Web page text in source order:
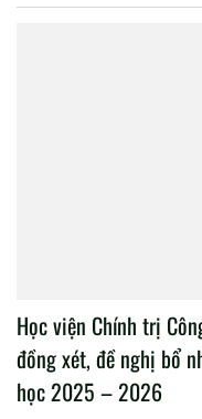
Học viện Chính trị
đồng xét, đề nghị bổ
học 2025 – 2026